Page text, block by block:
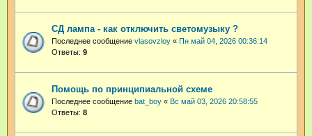
СД лампа - как отключить светомузыку ?
Последнее сообщение vlasovzloy « Пн май 04, 2026 00:36:14
Ответы: 9
Помощь по принципиальной схеме
Последнее сообщение bat_boy « Вс май 03, 2026 20:58:55
Ответы: 8